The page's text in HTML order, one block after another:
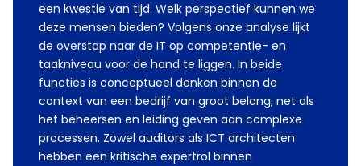
een kwestie van tijd. Welk perspectief kunnen we
deze mensen bieden? Volgens onze analyse lijkt
de overstap naar de IT op competentie- en
taakniveau voor de hand te liggen. In beide
functies is conceptueel denken binnen de
context van een bedrijf van groot belang, net als
het beheersen en leiding geven aan complexe
processen. Zowel auditors als ICT architecten
hebben een kritische expertrol binnen